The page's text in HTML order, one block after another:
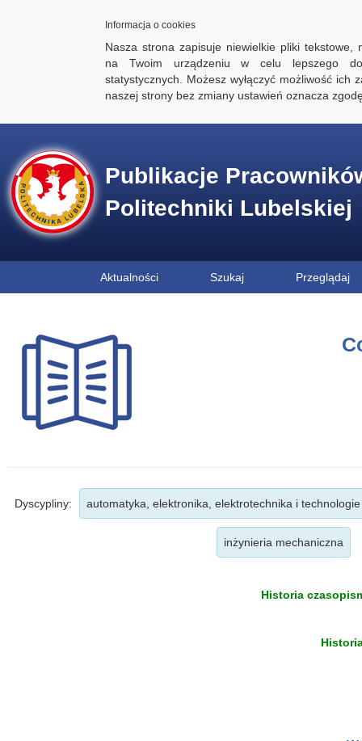
Informacja o cookies
Nasza strona zapisuje niewielkie pliki tekstowe,
na Twoim urządzeniu w celu lepszego
statystycznych. Możesz wyłączyć możliwość ich
naszej strony bez zmiany ustawień oznacza
Publikacje
Politechniki Lubelskiej
Aktualności Szukaj Przeglądaj
Dyscypliny: automatyka, elektronika, elektrotechnika i
inżynieria mechaniczna
Historia